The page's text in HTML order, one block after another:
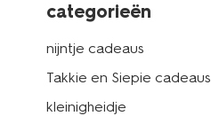
categorieën
nijntje cadeaus
Takkie en Siepie cadeaus
kleinigheidje